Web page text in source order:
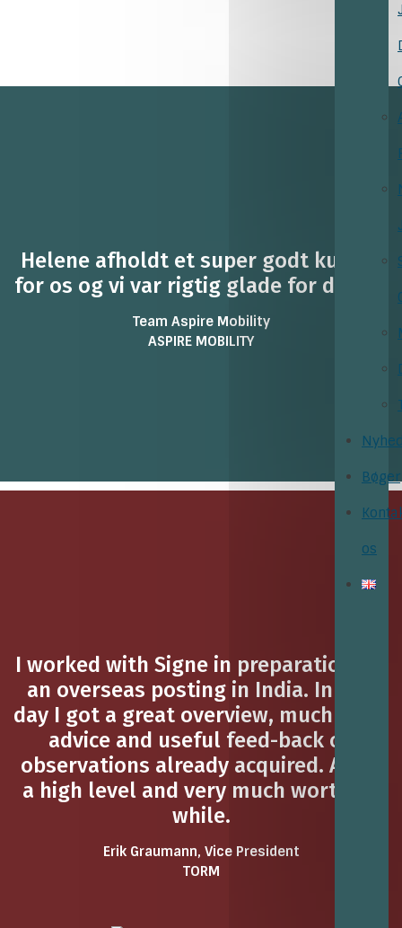
Bøger
os
Helene afholdt et super godt kursus
for os og vi var rigtig glade for dagen!
Team Aspire Mobility
ASPIRE MOBILITY
I worked with Signe in preparation for
an overseas posting in India. In one
day I got a great overview, much good
advice and useful feed-back on
observations already acquired. All at
a high level and very much worth its
while.
Erik Graumann, Vice President
TORM